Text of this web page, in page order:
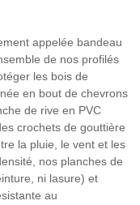
appelée bandeau
de nos profilés
les bois de
en bout de chevrons
de rive en PVC
crochets de gouttière
la pluie, le vent et les
nos planches de
ni lasure) et
au